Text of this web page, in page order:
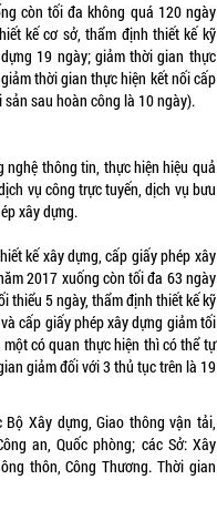
còn tối đa không quá 120 ngày
kế cơ sở, thẩm định thiết kế kỹ
19 ngày; giảm thời gian thực
thời gian thực hiện kết nối cấp
sau hoàn công là 10 ngày).
thông tin, thực hiện hiệu quả
vụ công trực tuyến, dịch vụ bưu
xây dựng.
kế xây dựng, cấp giấy phép xây
2017 xuống còn tối đa 63 ngày
thiểu 5 ngày, thẩm định thiết kế kỹ
cấp giấy phép xây dựng giảm tối
có quan thực hiện thì có thể tự
giảm đối với 3 thủ tục trên là 19
Xây dựng, Giao thông vận tải,
an, Quốc phòng; các Sở: Xây
thôn, Công Thương. Thời gian